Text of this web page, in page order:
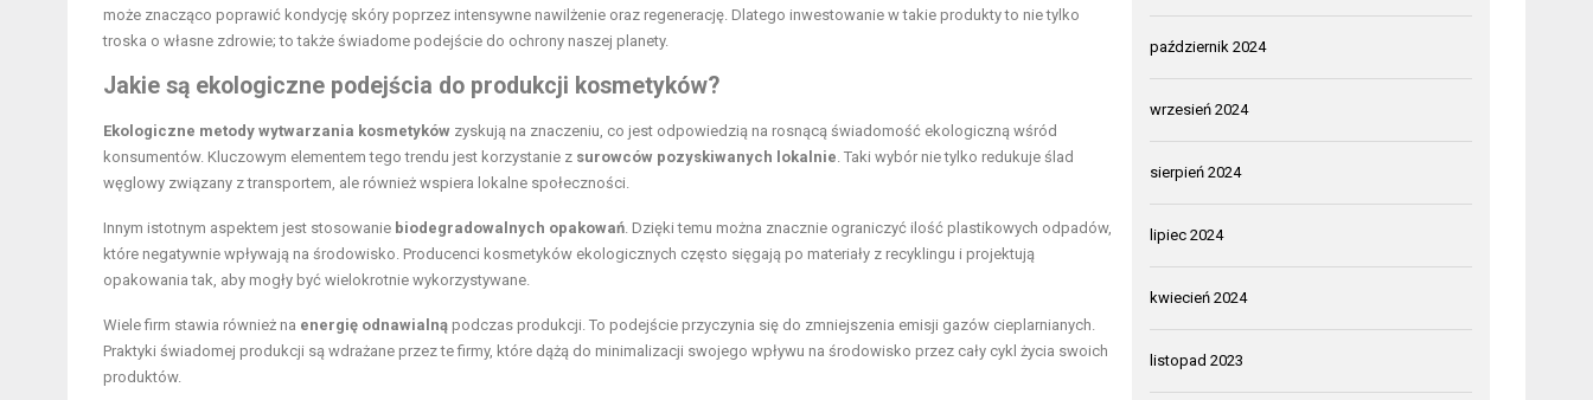
może znacząco poprawić kondycję skóry poprzez intensywne nawilżenie oraz regenerację. Dlatego inwestowanie w takie produkty to nie tylko
troska o własne zdrowie; to także świadome podejście do ochrony naszej planety.
Jakie są ekologiczne podejścia do produkcji kosmetyków?
Ekologiczne metody wytwarzania kosmetyków zyskują na znaczeniu, co jest odpowiedzią na rosnącą świadomość ekologiczną wśród
konsumentów. Kluczowym elementem tego trendu jest korzystanie z surowców pozyskiwanych lokalnie . Taki wybór nie tylko redukuje ślad
węglowy związany z transportem, ale również wspiera lokalne społeczności.
Innym istotnym aspektem jest stosowanie biodegradowalnych opakowań . Dzięki temu można znacznie ograniczyć ilość plastikowych odpadów,
które negatywnie wpływają na środowisko. Producenci kosmetyków ekologicznych często sięgają po materiały z recyklingu i projektują
opakowania tak, aby mogły być wielokrotnie wykorzystywane.
Wiele firm stawia również na energię odnawialną podczas produkcji. To podejście przyczynia się do zmniejszenia emisji gazów cieplarnianych.
Praktyki świadomej produkcji są wdrażane przez te firmy, które dążą do minimalizacji swojego wpływu na środowisko przez cały cykl życia swoich
produktów.
październik 2024
wrzesień 2024
sierpień 2024
lipiec 2024
kwiecień 2024
listopad 2023